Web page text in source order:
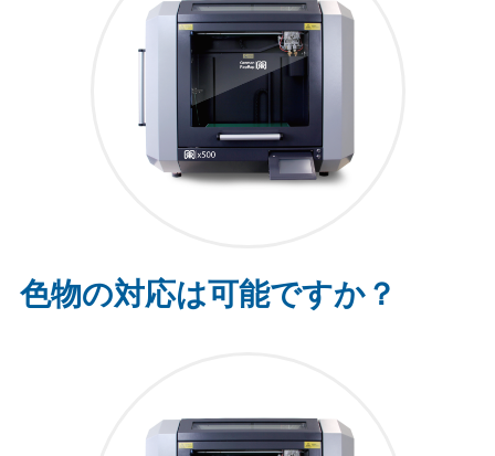
色物の対応は可能ですか？